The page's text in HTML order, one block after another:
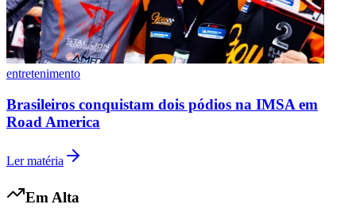
entretenimento
Brasileiros conquistam dois pódios na IMSA em
Road America
Ler matéria
Em Alta